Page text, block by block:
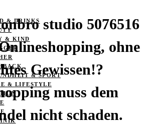
& DRINKS
& KIND
& SPORT
& LIFESTYLEmuss dem
nicht schaden.